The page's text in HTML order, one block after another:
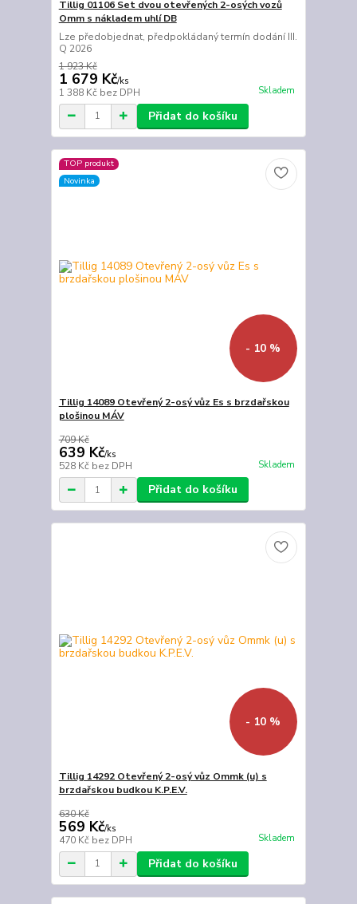
Tillig 01106 Set dvou otevřených 2-osých vozů
Omm s nákladem uhlí DB
Lze předobjednat, předpokládaný termín dodání III.
Q 2026
1 923 Kč
1 679 Kč/ks
1 388 Kč bez DPH Skladem
Přidat do košíku
TOP produkt
Novinka
- 10 %
Tillig 14089 Otevřený 2-osý vůz Es s brzdařskou
plošinou MÁV
709 Kč
639 Kč/ks
528 Kč bez DPH Skladem
Přidat do košíku
- 10 %
Tillig 14292 Otevřený 2-osý vůz Ommk (u) s
brzdařskou budkou K.P.E.V.
630 Kč
569 Kč/ks
470 Kč bez DPH Skladem
Přidat do košíku